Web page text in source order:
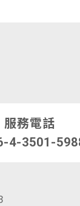
服務電話
4-3501-